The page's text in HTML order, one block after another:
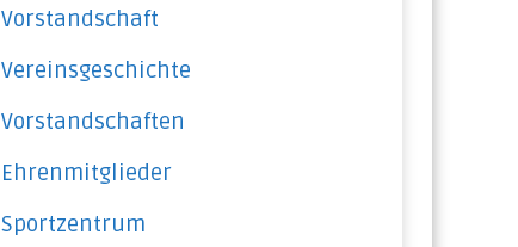
Vorstandschaft
Vereinsgeschichte
Vorstandschaften
Ehrenmitglieder
Sportzentrum